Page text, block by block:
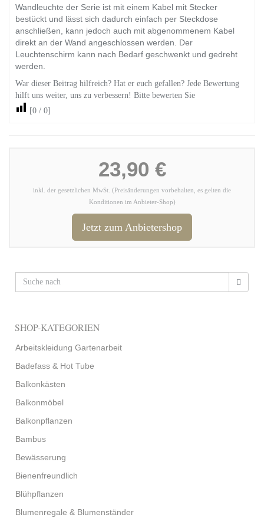
Wandleuchte der Serie ist mit einem Kabel mit Stecker
bestückt und lässt sich dadurch einfach per Steckdose
anschließen, kann jedoch auch mit abgenommenem Kabel
direkt an der Wand angeschlossen werden. Der
Leuchtenschirm kann nach Bedarf geschwenkt und gedreht
werden.
War dieser Beitrag hilfreich? Hat er euch gefallen? Jede Bewertung
hilft uns weiter, uns zu verbessern! Bitte bewerten Sie
[0 / 0]
23,90 €
inkl. der gesetzlichen MwSt. (Preisänderungen vorbehalten, es gelten die
Konditionen im Anbieter-Shop)
Jetzt zum Anbietershop
SHOP-KATEGORIEN
Arbeitskleidung Gartenarbeit
Badefass & Hot Tube
Balkonkästen
Balkonmöbel
Balkonpflanzen
Bambus
Bewässerung
Bienenfreundlich
Blühpflanzen
Blumenregale & Blumenständer